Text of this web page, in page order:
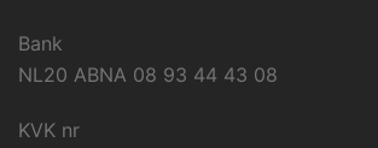
Bank
NL20 ABNA 08 93 44 43 08
KVK nr